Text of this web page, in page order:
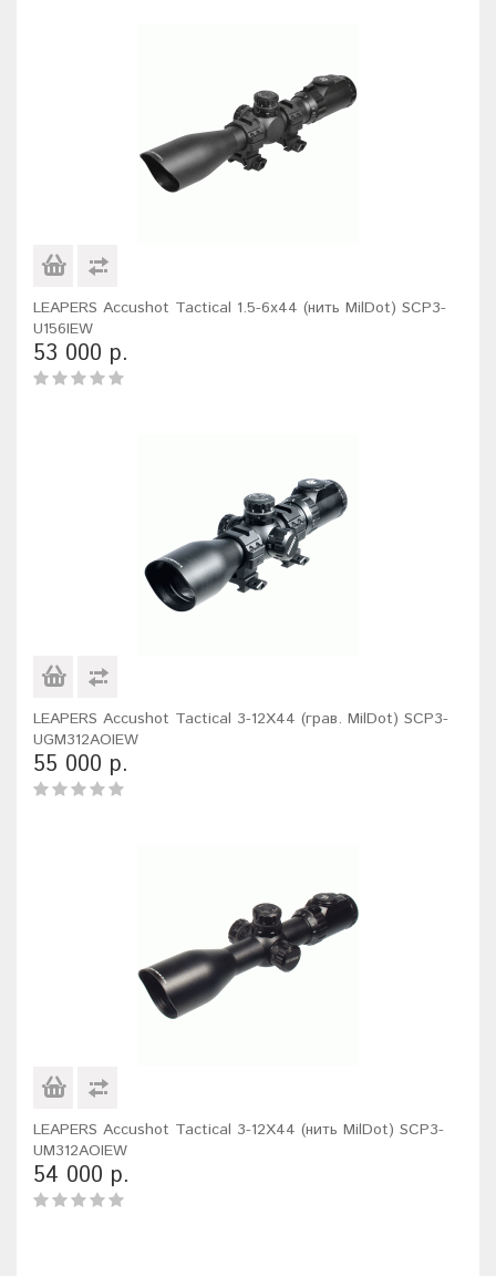
LEAPERS Accushot Tactical 1.5-6x44 (нить MilDot) SCP3-
U156IEW
53 000 р.
LEAPERS Accushot Tactical 3-12X44 (грав. MilDot) SCP3-
UGM312AOIEW
55 000 р.
LEAPERS Accushot Tactical 3-12X44 (нить MilDot) SCP3-
UM312AOIEW
54 000 р.